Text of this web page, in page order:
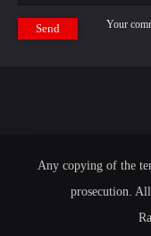
Your
Send
Any copying of the
prosecution.